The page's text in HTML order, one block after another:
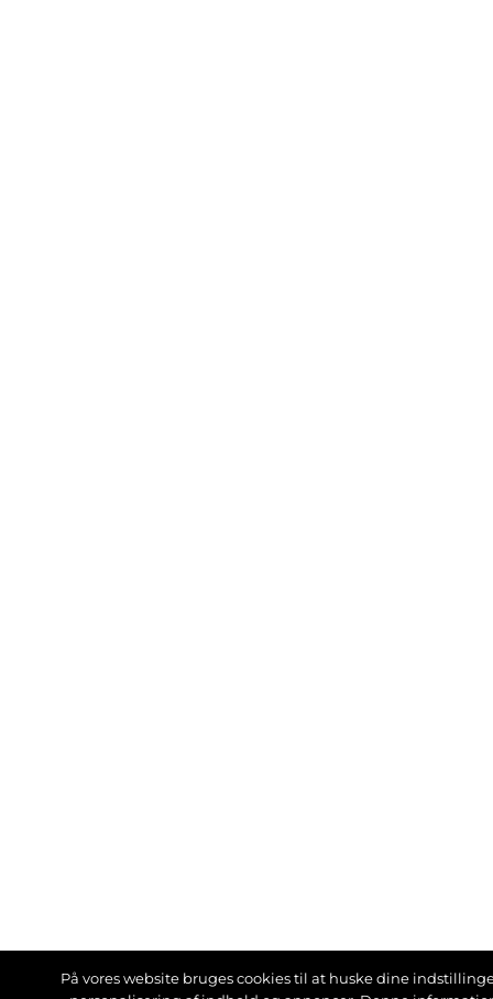
På vores website bruges cookies til at huske dine